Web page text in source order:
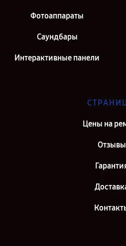
Фотоаппараты
Саундбары
Интерактивные панели
Цены на
Отзывы